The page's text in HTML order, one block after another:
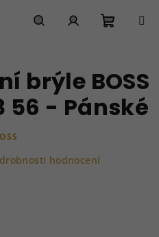
košík
brýle BOSS
56 - Pánské
hodnocení